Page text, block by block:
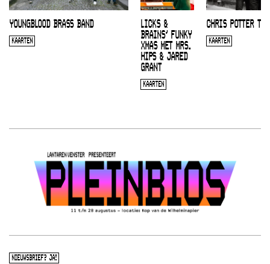
YOUNGBLOOD BRASS BAND
KAARTEN
LICKS &
BRAINS’ FUNKY
XMAS MET MRS.
HIPS & JARED
GRANT
KAARTEN
CHRIS POTTER
KAARTEN
NIEUWSBRIEF? JA!